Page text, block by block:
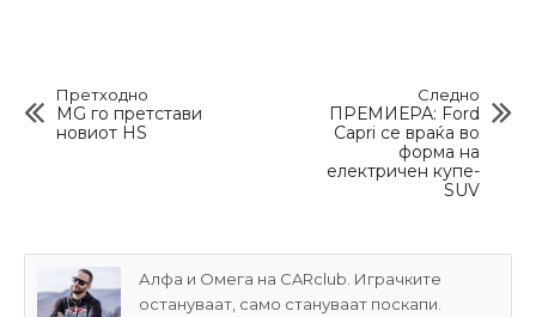
Претходно
MG го претстави
новиот HS
Следно
ПРЕМИЕРА: Ford
Capri се враќа во
форма на
електричен купе-
SUV
Алфа и Омега на CARclub. Играчките
остануваат, само стануваат поскапи.